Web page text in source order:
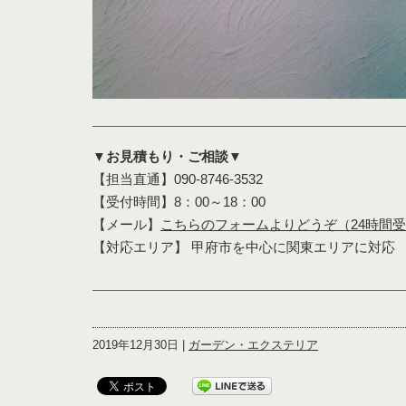
▼お見積もり・ご相談▼
【担当直通】090-8746-3532
【受付時間】8：00～18：00
【メール】
こちらのフォームよりどうぞ（24時間
【対応エリア】 甲府市を中心に関東エリアに対応
2019年12月30日 | ガーデン・エクステリア